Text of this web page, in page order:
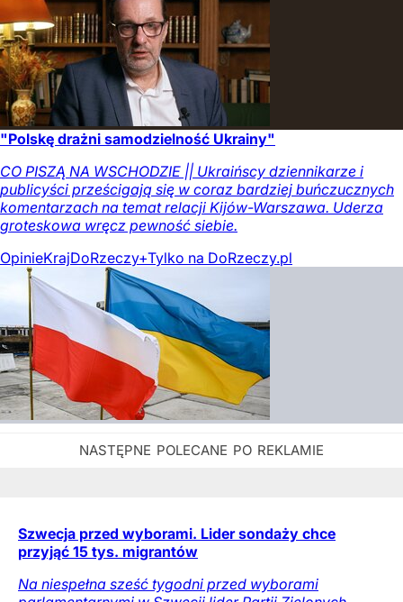
"Polskę drażni samodzielność Ukrainy"
CO PISZĄ NA WSCHODZIE || Ukraińscy dziennikarze i
publicyści prześcigają się w coraz bardziej buńczucznych
komentarzach na temat relacji Kijów-Warszawa. Uderza
groteskowa wręcz pewność siebie.
OpinieKrajDoRzeczy+Tylko na DoRzeczy.pl
Szwecja przed wyborami. Lider sondaży chce
przyjąć 15 tys. migrantów
Na niespełna sześć tygodni przed wyborami